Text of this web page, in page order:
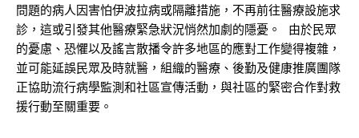
問題的病人因害怕伊波拉病或隔離措施，不再前往醫療設施求
診，這或引發其他醫療緊急狀況悄然加劇的隱憂。 由於民眾
的憂慮、恐懼以及謠言散播令許多地區的應對工作變得複雜，
並可能延誤民眾及時就醫，組織的醫療、後勤及健康推廣團隊
正協助流行病學監測和社區宣傳活動，與社區的緊密合作對救
援行動至關重要。